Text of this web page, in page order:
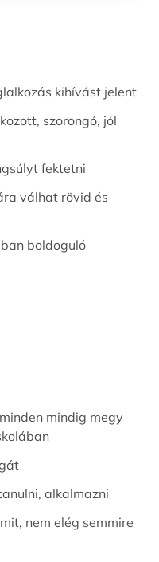
kihívást jelent
szorongó, jól
fektetni
válhat rövid és
boldoguló
mindig megy
alkalmazni
nem elég semmire